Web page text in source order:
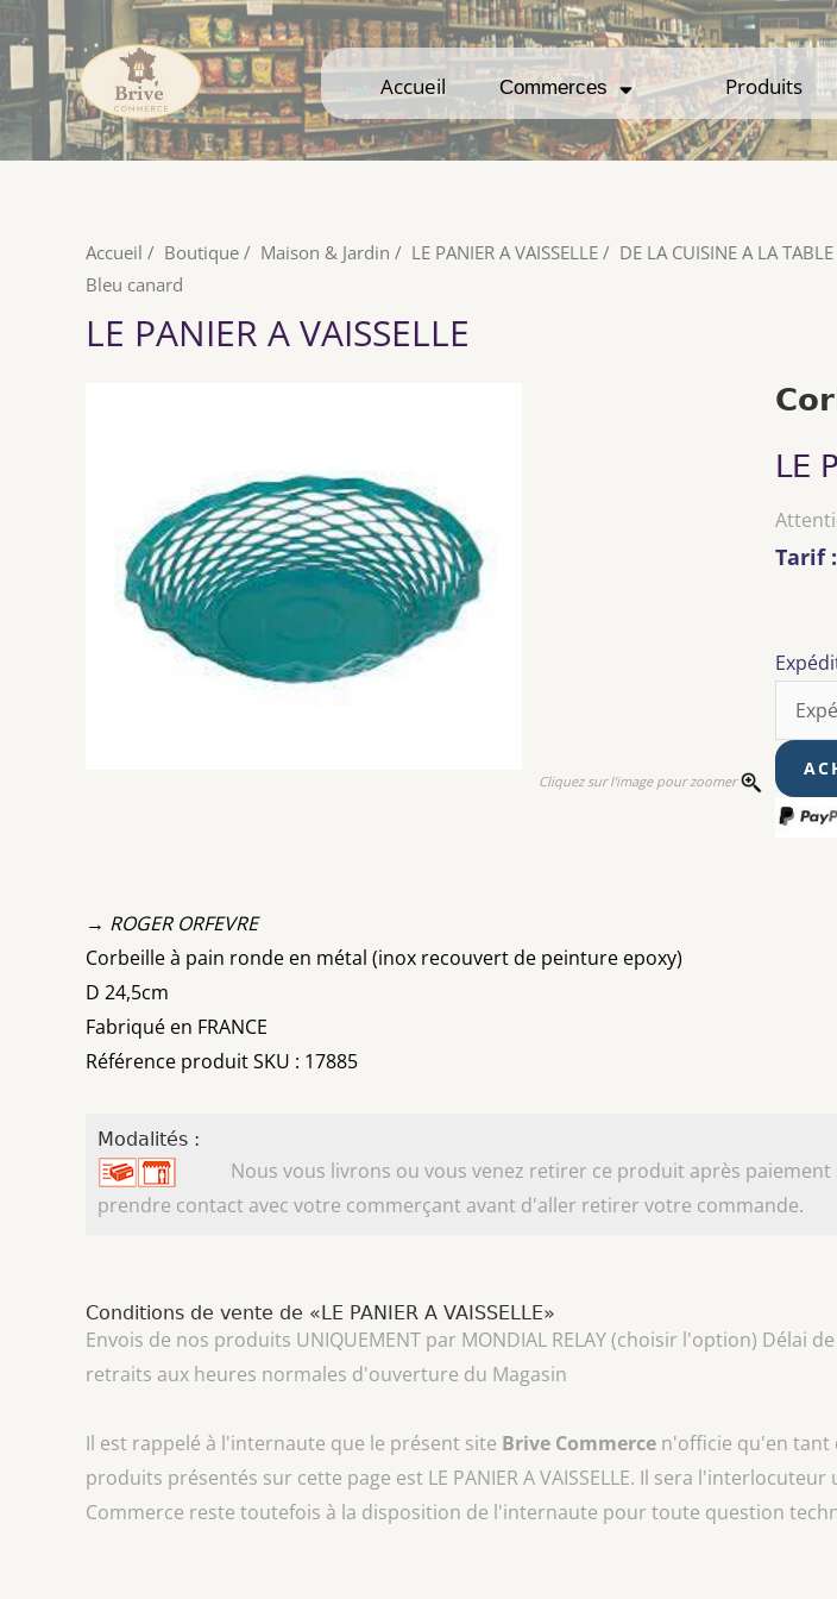
Accueil Commerces Produits
Accueil Commerces Produits
Accueil / Boutique / Maison & Jardin / LE PANIER A VAISSELLE / DE LA CUISINE A LA TABLE
Bleu canard
LE PANIER A VAISSELLE
Cliquez sur l'image pour zoomer
LE
Tarif
→ ROGER ORFEVRE
Corbeille à pain ronde en métal (inox recouvert de peinture epoxy)
D 24,5cm
Fabriqué en FRANCE
Référence produit SKU : 17885
Modalités :
Nous vous livrons ou vous venez retirer ce produit après
prendre contact avec votre commerçant avant d'aller retirer votre commande.
Conditions de vente de «LE PANIER A VAISSELLE»
Envois de nos produits UNIQUEMENT par MONDIAL RELAY (choisir l'option)
retraits aux heures normales d'ouverture du Magasin
Il est rappelé à l'internaute que le présent site Brive Commerce n'officie qu'en tant
produits présentés sur cette page est LE PANIER A VAISSELLE. Il sera l'interlocuteur
Commerce reste toutefois à la disposition de l'internaute pour toute question